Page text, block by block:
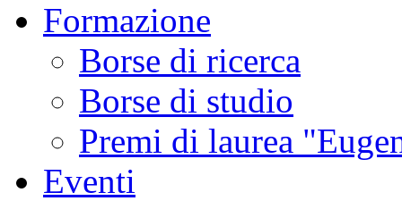
Formazione
Borse di ricerca
Borse di studio
Premi di laurea
Eventi